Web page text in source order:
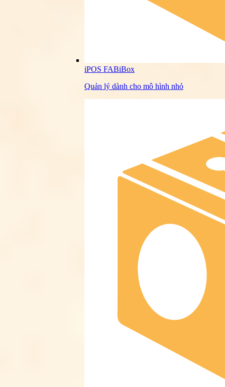
iPOS FABiBox
Quản lý dành cho mô hình nhỏ